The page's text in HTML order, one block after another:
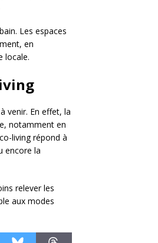
Les espaces
en
locale.
venir. En effet, la
notamment en
living répond à
encore la
relever les
aux modes